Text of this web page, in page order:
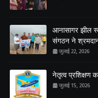
आनासागर झील
संगठन ने श्रमदान
जुलाई 22, 2026
नेतृत्व प्रशिक्षण
जुलाई 15, 2026